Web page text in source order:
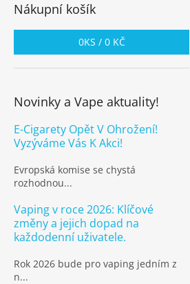
Nákupní košík
0KS / 0 KČ
Novinky a Vape aktuality!
E-Cigarety Opět V Ohrožení!
Vyzýváme Vás K Akci!
Evropská komise se chystá
rozhodnou...
Vaping v roce 2026: Klíčové
změny a jejich dopad na
každodenní uživatele.
Rok 2026 bude pro vaping jedním z
n...